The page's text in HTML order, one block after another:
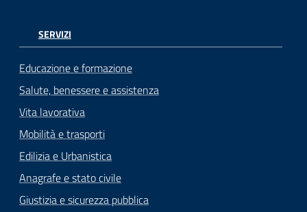
SERVIZI
Educazione e formazione
Salute, benessere e assistenza
Vita lavorativa
Mobilità e trasporti
Edilizia e Urbanistica
Anagrafe e stato civile
Giustizia e sicurezza pubblica